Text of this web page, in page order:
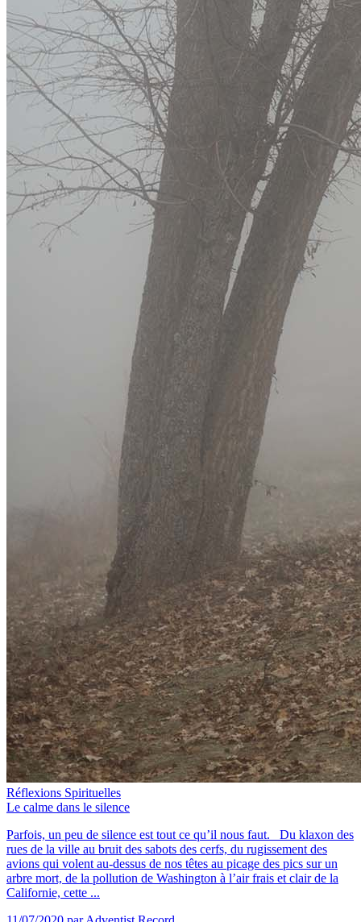
Réflexions Spirituelles
Le calme dans le silence
Parfois, un peu de silence est tout ce qu’il nous faut. Du klaxon des
rues de la ville au bruit des sabots des cerfs, du rugissement des
avions qui volent au-dessus de nos têtes au picage des pics sur un
arbre mort, de la pollution de Washington à l’air frais et clair de la
Californie, cette ...